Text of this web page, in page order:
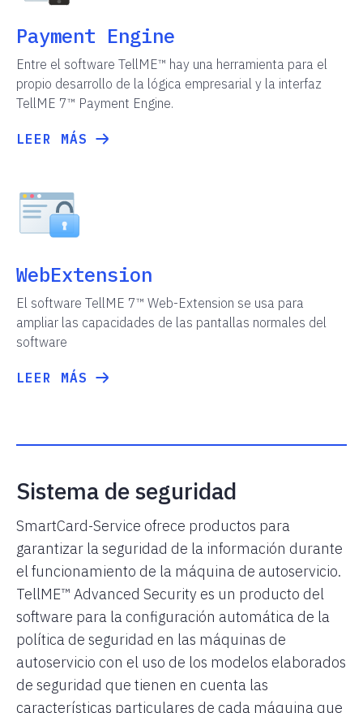
Payment Engine
Entre el software TellME™ hay una herramienta para el
propio desarrollo de la lógica empresarial y la interfaz
TellME 7™ Payment Engine.
LEER MÁS
WebExtension
El software TellME 7™ Web-Еxtension se usa para
ampliar las capacidades de las pantallas normales del
software
LEER MÁS
Sistema de seguridad
SmartCard-Service ofrece productos para
garantizar la seguridad de la información durante
el funcionamiento de la máquina de autoservicio.
TellME™ Advanced Security es un producto del
software para la configuración automática de la
política de seguridad en las máquinas de
autoservicio con el uso de los modelos elaborados
de seguridad que tienen en cuenta las
características particulares de cada máquina que